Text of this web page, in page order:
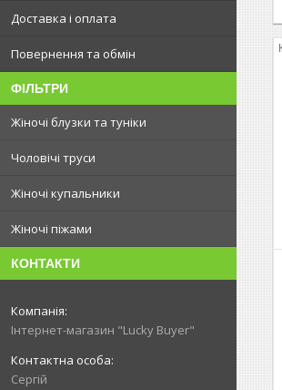
Доставка і оплата
Повернення та обмін
ФІЛЬТРИ
Жіночі блузки та туніки
Чоловічі труси
Жіночі купальники
Жіночі піжами
КОНТАКТИ
Інтернет-магазин "Lucky Buyer"
Сергій